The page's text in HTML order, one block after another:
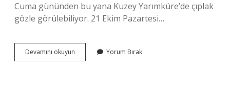
Cuma gününden bu yana Kuzey Yarımküre’de çıplak
gözle görülebiliyor. 21 Ekim Pazartesi…
Devamını okuyun
Tane
Yorum Bırak